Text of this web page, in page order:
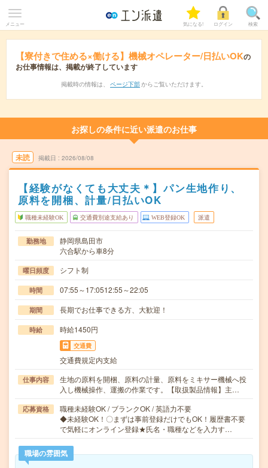
メニュー 気になる! ログイン 検索
【寮付きで住める×働ける】機械オペレーター/日払いOKの
お仕事情報は、掲載が終了しています
掲載時の情報は、 ページ下部 からご覧いただけます。
お探しの条件に近い派遣のお仕事
未読 掲載日 2026/08/08
【経験がなくても大丈夫＊】パン生地作り、
原料を開梱、計量/日払いOK
職種未経験OK 交通費別途支給あり WEB登録OK 派遣
勤務地
静岡県島田市
六合駅から車8分
曜日頻度 シフト制
時間 07:55～17:0512:55～22:05
期間 長期でお仕事できる方、大歓迎！
時給 時給1450円
交通費
交通費規定内支給
仕事内容
生地の原料を開梱、原料の計量、原料をミキサー機械へ投
入し機械操作、運搬の作業です。【取扱製品情報】主…
応募資格
職種未経験OK / ブランクOK / 英語力不要
◆未経験OK！〇まずは事前登録だけでもOK！履歴書不要
で気軽にオンライン登録★氏名・職種などを入力す…
職場の雰囲気